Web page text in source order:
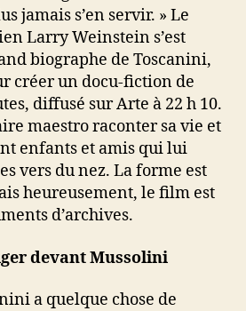
jamais s’en servir. » Le
Larry Weinstein s’est
biographe de Toscanini,
créer un docu-fiction de
diffusé sur Arte à 22 h 10.
maestro raconter sa vie et
enfants et amis qui lui
vers du nez. La forme est
heureusement, le film est
d’archives.
devant Mussolini
a quelque chose de